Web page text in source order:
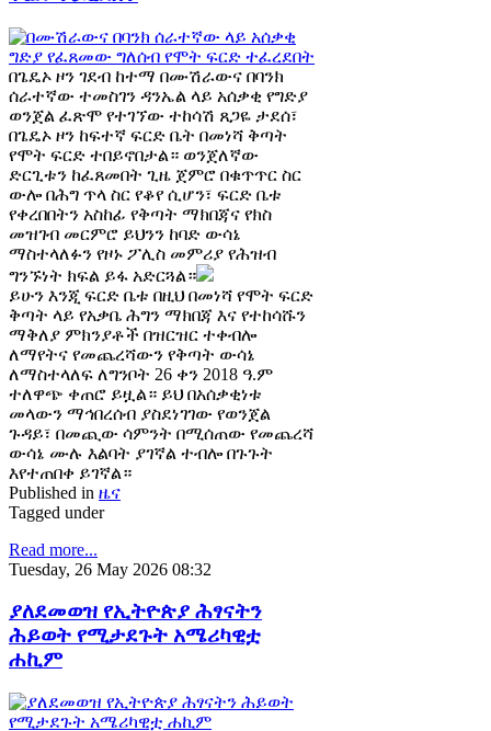
በጌዴኦ ዞን ገደብ ከተማ በሙሽራውና በባንክ
ሰራተኛው ተመስገን ዳንኤል ላይ አሰቃቂ የግድያ
ወንጀል ፈጽሞ የተገኘው ተከሳሽ ጸጋዬ ታደሰ፣
በጌዴኦ ዞን ከፍተኛ ፍርድ ቤት በመነሻ ቅጣት
የሞት ፍርድ ተበይኖበታል። ወንጀለኛው
ድርጊቱን ከፈጸመበት ጊዜ ጀምሮ በቁጥጥር ስር
ውሎ በሕግ ጥላ ስር የቆየ ሲሆን፣ ፍርድ ቤቱ
የቀረበበትን አስከፊ የቅጣት ማክበጃና የክስ
መዝገብ መርምሮ ይህንን ከባድ ውሳኔ
ማስተላለፉን የዞኑ ፖሊስ መምሪያ የሕዝብ
ግንኙነት ክፍል ይፋ አድርጓል።
ይሁን እንጂ ፍርድ ቤቱ በዚህ በመነሻ የሞት ፍርድ
ቅጣት ላይ የአቃቤ ሕግን ማክበጃ እና የተከሳሹን
ማቅለያ ምክንያቶች በዝርዝር ተቀብሎ
ለማየትና የመጨረሻውን የቅጣት ውሳኔ
ለማስተላለፍ ለግንቦት 26 ቀን 2018 ዓ.ም
ተለዋጭ ቀጠሮ ይዟል። ይህ በአሰቃቂነቱ
መላውን ማኅበረሰብ ያስደነገገው የወንጀል
ጉዳይ፣ በመጪው ሳምንት በሚሰጠው የመጨረሻ
ውሳኔ ሙሉ እልባት ያገኛል ተብሎ በጉጉት
እየተጠበቀ ይገኛል።
Published in ዜና
Tagged under
Read more...
Tuesday, 26 May 2026 08:32
ያለደመወዝ የኢትዮጵያ ሕፃናትን
ሕይወት የሚታደጉት አሜሪካዊቷ
ሐኪም